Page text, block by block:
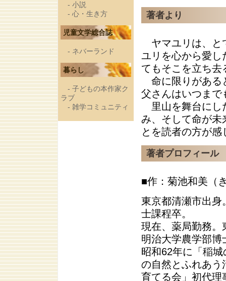
著者より
ヤマユリは、と
ユリを心から愛し
てもそこを立ち
命に限りがある
父さんはいつま
里山を舞台にし
み、そして命が未
とを読者の方が
著者プロフィール
■作：菊池和美（
東京都清瀬市出身
士課程卒。
現在、薬局勤務。
明治大学農学部
昭和62年に「稲
の自然とふれあう
育てる会」初代理
- 小説
- 心・生き方
児童文学総合誌
- ネバーランド
暮らし
- 子どもの本作家ク
ラブ
- 雑学コミュニティ